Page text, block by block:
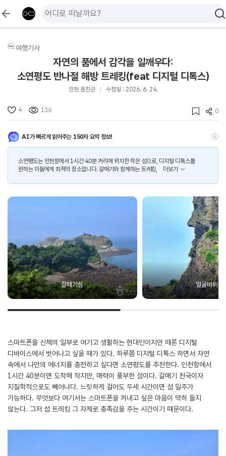
여행기사
자연의 품에서 감각을 일깨우다:
소연평도 반나절 해방 트레킹(feat 디지털 디톡스)
인천 옹진군 수정일 : 2026. 6. 24.
4 136 0
AI가 빠르게 읽어주는 150자 요약 정보!
소연평도는 인천항에서 1시간 40분 거리에 위치한 작은 섬으로, 디지털 디톡스를
원하는 이들에게 최적의 장소입니다. 갈매기와 함께하는 트레킹,
더보기
갈매기섬 얼굴바위
스마트폰을 신체의 일부로 여기고 생활하는 현대인이지만 때론 디지털
디바이스에서 벗어나고 싶을 때가 있다. 하루쯤 디지털 디톡스 하면서 자연
속에서 나만의 에너지를 충전하고 싶다면 소연평도를 추천한다. 인천항에서
1시간 40분이면 도착해 작지만, 매력이 풍부한 섬이다. 갈매기 천국이자
지질학적으로도 빼어나다. 느릿하게 걸어도 두세 시간이면 섬 일주가
가능하다. 무엇보다 여기서는 스마트폰을 꺼내고 싶은 마음이 딱히 들지
않는다. 그저 섬 트레킹 그 자체로 충족감을 주는 시간이기 때문이다.